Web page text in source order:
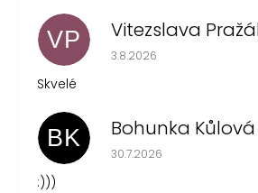
VP Vitezslava
Hodnocení obchodu je
3.8.2026
Skvelé
BK Bohunka Kůlová
Hodnocení obchodu je
30.7.2026
:)))